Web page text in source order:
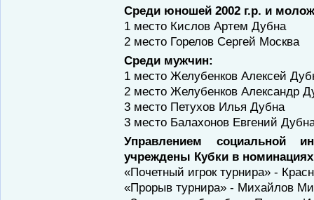
Среди юношей 2002 г.р. и
1 место Кислов Артем Дубна
2 место Горелов Сергей Москва
Среди мужчин:
1 место Желубенков Алексей
2 место Желубенков Александр
3 место Петухов Илья Дубна
3 место Балахонов Евгений
Управлением социальной
учреждены Кубки в
«Почетный игрок турнира» -
«Прорыв турнира» - Михайлов